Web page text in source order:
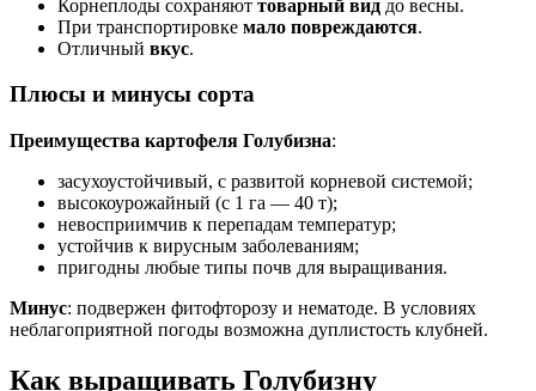
Корнеплоды сохраняют товарный вид до весны.
При транспортировке мало повреждаются.
Отличный вкус.
Плюсы и минусы сорта
Преимущества картофеля Голубизна:
засухоустойчивый, с развитой корневой системой;
высокоурожайный (с 1 га — 40 т);
невосприимчив к перепадам температур;
устойчив к вирусным заболеваниям;
пригодны любые типы почв для выращивания.
Минус: подвержен фитофторозу и нематоде. В условиях
неблагоприятной погоды возможна дуплистость клубней.
Как выращивать Голубизну